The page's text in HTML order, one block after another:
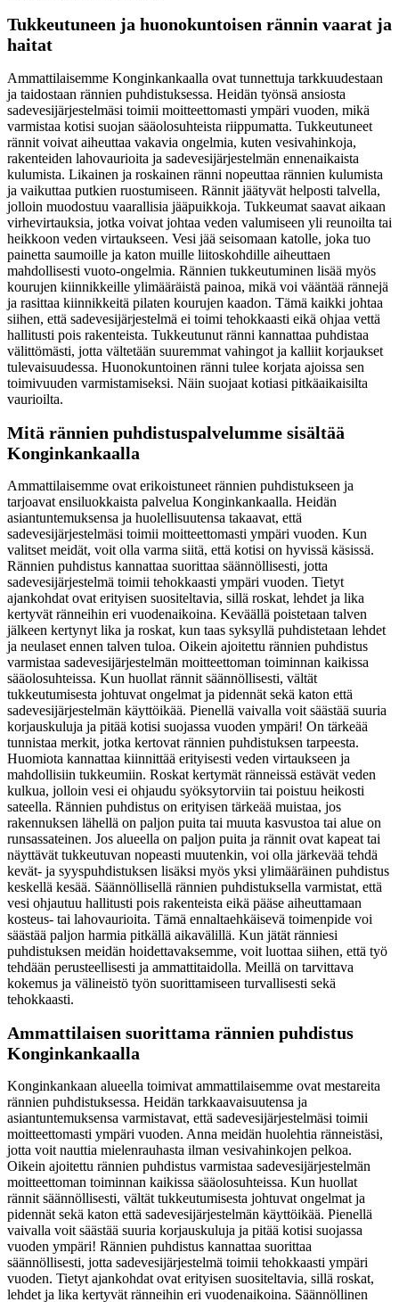
Tukkeutuneen ja huonokuntoisen rännin vaarat ja
haitat
Ammattilaisemme Konginkankaalla ovat tunnettuja tarkkuudestaan
ja taidostaan rännien puhdistuksessa. Heidän työnsä ansiosta
sadevesijärjestelmäsi toimii moitteettomasti ympäri vuoden, mikä
varmistaa kotisi suojan sääolosuhteista riippumatta. Tukkeutuneet
rännit voivat aiheuttaa vakavia ongelmia, kuten vesivahinkoja,
rakenteiden lahovaurioita ja sadevesijärjestelmän ennenaikaista
kulumista. Likainen ja roskainen ränni nopeuttaa rännien kulumista
ja vaikuttaa putkien ruostumiseen. Rännit jäätyvät helposti talvella,
jolloin muodostuu vaarallisia jääpuikkoja. Tukkeumat saavat aikaan
virhevirtauksia, jotka voivat johtaa veden valumiseen yli reunoilta tai
heikkoon veden virtaukseen. Vesi jää seisomaan katolle, joka tuo
painetta saumoille ja katon muille liitoskohdille aiheuttaen
mahdollisesti vuoto-ongelmia. Rännien tukkeutuminen lisää myös
kourujen kiinnikkeille ylimääräistä painoa, mikä voi vääntää rännejä
ja rasittaa kiinnikkeitä pilaten kourujen kaadon. Tämä kaikki johtaa
siihen, että sadevesijärjestelmä ei toimi tehokkaasti eikä ohjaa vettä
hallitusti pois rakenteista. Tukkeutunut ränni kannattaa puhdistaa
välittömästi, jotta vältetään suuremmat vahingot ja kalliit korjaukset
tulevaisuudessa. Huonokuntoinen ränni tulee korjata ajoissa sen
toimivuuden varmistamiseksi. Näin suojaat kotiasi pitkäaikaisilta
vaurioilta.
Mitä rännien puhdistuspalvelumme sisältää
Konginkankaalla
Ammattilaisemme ovat erikoistuneet rännien puhdistukseen ja
tarjoavat ensiluokkaista palvelua Konginkankaalla. Heidän
asiantuntemuksensa ja huolellisuutensa takaavat, että
sadevesijärjestelmäsi toimii moitteettomasti ympäri vuoden. Kun
valitset meidät, voit olla varma siitä, että kotisi on hyvissä käsissä.
Rännien puhdistus kannattaa suorittaa säännöllisesti, jotta
sadevesijärjestelmä toimii tehokkaasti ympäri vuoden. Tietyt
ajankohdat ovat erityisen suositeltavia, sillä roskat, lehdet ja lika
kertyvät ränneihin eri vuodenaikoina. Keväällä poistetaan talven
jälkeen kertynyt lika ja roskat, kun taas syksyllä puhdistetaan lehdet
ja neulaset ennen talven tuloa. Oikein ajoitettu rännien puhdistus
varmistaa sadevesijärjestelmän moitteettoman toiminnan kaikissa
sääolosuhteissa. Kun huollat rännit säännöllisesti, vältät
tukkeutumisesta johtuvat ongelmat ja pidennät sekä katon että
sadevesijärjestelmän käyttöikää. Pienellä vaivalla voit säästää suuria
korjauskuluja ja pitää kotisi suojassa vuoden ympäri! On tärkeää
tunnistaa merkit, jotka kertovat rännien puhdistuksen tarpeesta.
Huomiota kannattaa kiinnittää erityisesti veden virtaukseen ja
mahdollisiin tukkeumiin. Roskat kertymät ränneissä estävät veden
kulkua, jolloin vesi ei ohjaudu syöksytorviin tai poistuu heikosti
sateella. Rännien puhdistus on erityisen tärkeää muistaa, jos
rakennuksen lähellä on paljon puita tai muuta kasvustoa tai alue on
runsassateinen. Jos alueella on paljon puita ja rännit ovat kapeat tai
näyttävät tukkeutuvan nopeasti muutenkin, voi olla järkevää tehdä
kevät- ja syyspuhdistuksen lisäksi myös yksi ylimääräinen puhdistus
keskellä kesää. Säännöllisellä rännien puhdistuksella varmistat, että
vesi ohjautuu hallitusti pois rakenteista eikä pääse aiheuttamaan
kosteus- tai lahovaurioita. Tämä ennaltaehkäisevä toimenpide voi
säästää paljon harmia pitkällä aikavälillä. Kun jätät ränniesi
puhdistuksen meidän hoidettavaksemme, voit luottaa siihen, että työ
tehdään perusteellisesti ja ammattitaidolla. Meillä on tarvittava
kokemus ja välineistö työn suorittamiseen turvallisesti sekä
tehokkaasti.
Ammattilaisen suorittama rännien puhdistus
Konginkankaalla
Konginkankaan alueella toimivat ammattilaisemme ovat mestareita
rännien puhdistuksessa. Heidän tarkkaavaisuutensa ja
asiantuntemuksensa varmistavat, että sadevesijärjestelmäsi toimii
moitteettomasti ympäri vuoden. Anna meidän huolehtia ränneistäsi,
jotta voit nauttia mielenrauhasta ilman vesivahinkojen pelkoa.
Oikein ajoitettu rännien puhdistus varmistaa sadevesijärjestelmän
moitteettoman toiminnan kaikissa sääolosuhteissa. Kun huollat
rännit säännöllisesti, vältät tukkeutumisesta johtuvat ongelmat ja
pidennät sekä katon että sadevesijärjestelmän käyttöikää. Pienellä
vaivalla voit säästää suuria korjauskuluja ja pitää kotisi suojassa
vuoden ympäri! Rännien puhdistus kannattaa suorittaa
säännöllisesti, jotta sadevesijärjestelmä toimii tehokkaasti ympäri
vuoden. Tietyt ajankohdat ovat erityisen suositeltavia, sillä roskat,
lehdet ja lika kertyvät ränneihin eri vuodenaikoina. Säännöllinen